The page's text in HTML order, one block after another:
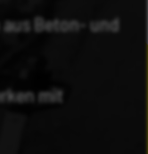
Beton- und
mit